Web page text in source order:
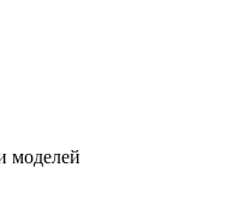
моделей